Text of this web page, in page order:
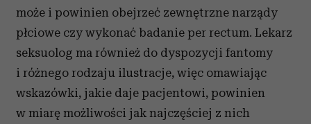
może i powinien obejrzeć zewnętrzne narządy
płciowe czy wykonać badanie per rectum. Lekarz
seksuolog ma również do dyspozycji fantomy
i różnego rodzaju ilustracje, więc omawiając
wskazówki, jakie daje pacjentowi, powinien
w miarę możliwości jak najczęściej z nich